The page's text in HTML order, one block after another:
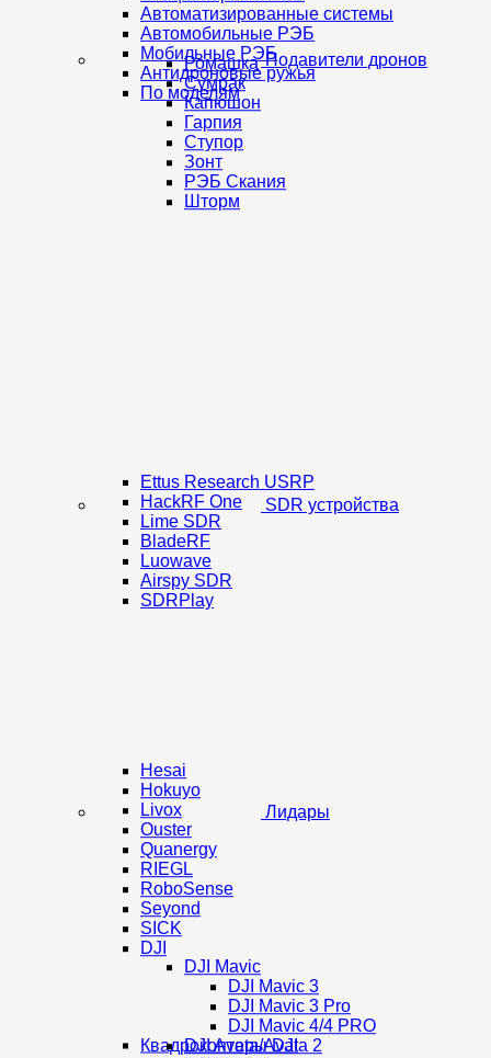
Подавители дронов
Автоматизированные системы
Автомобильные РЭБ
Мобильные РЭБ
Антидроновые ружья
По моделям
Ромашка
Сумрак
Капюшон
Гарпия
Ступор
Зонт
РЭБ Скания
Шторм
SDR устройства
Ettus Research USRP
HackRF One
Lime SDR
BladeRF
Luowave
Airspy SDR
SDRPlay
Лидары
Hesai
Hokuyo
Livox
Ouster
Quanergy
RIEGL
RoboSense
Seyond
SICK
DJI
Квадрокоптеры DJI
DJI Mavic
DJI Mavic 3
DJI Mavic 3 Pro
DJI Mavic 4/4 PRO
DJI Avata/Avata 2